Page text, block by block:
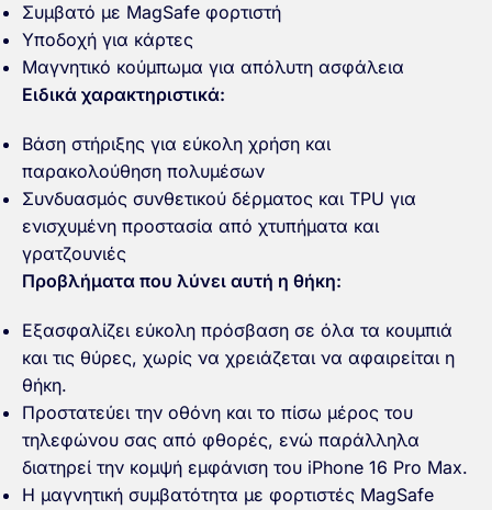
Συμβατό με MagSafe φορτιστή
Υποδοχή για κάρτες
Μαγνητικό κούμπωμα για απόλυτη ασφάλεια
Ειδικά χαρακτηριστικά:
Βάση στήριξης για εύκολη χρήση και
παρακολούθηση πολυμέσων
Συνδυασμός συνθετικού δέρματος και TPU για
ενισχυμένη προστασία από χτυπήματα και
γρατζουνιές
Προβλήματα που λύνει αυτή η θήκη:
Εξασφαλίζει εύκολη πρόσβαση σε όλα τα κουμπιά
και τις θύρες, χωρίς να χρειάζεται να αφαιρείται η
θήκη.
Προστατεύει την οθόνη και το πίσω μέρος του
τηλεφώνου σας από φθορές, ενώ παράλληλα
διατηρεί την κομψή εμφάνιση του iPhone 16 Pro Max.
Η μαγνητική συμβατότητα με φορτιστές MagSafe